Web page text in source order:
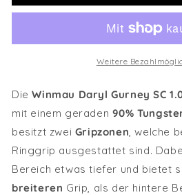
Weitere
DieWinmau Daryl Gurney SC
mit einem geraden 90%
besitzt zwei Gripzonen, welche
Ringgrip ausgestattet sind.
Bereich etwas tiefer und bietet
breiteren Grip, als der hintere